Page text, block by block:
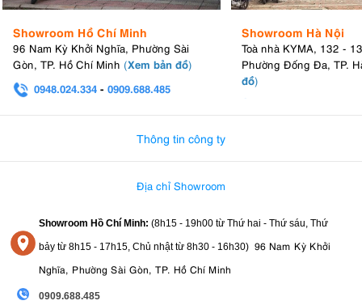
Showroom Hồ Chí Minh
96 Nam Kỳ Khởi Nghĩa, Phường Sài
Gòn, TP. Hồ Chí Minh (Xem bản đồ)
0948.024.334 - 0909.688.485
Showroom Hà Nội
Toà nhà KYMA, 132 -
Phường Đống Đa, TP.
đồ)
Thông tin công ty
Địa chỉ Showroom
Showroom Hồ Chí Minh: (8h15 - 19h00 từ Thứ hai - Thứ sáu, Thứ
bảy từ 8h15 - 17h15, Chủ nhật từ 8h30 - 16h30) 96 Nam Kỳ Khởi
Nghĩa, Phường Sài Gòn, TP. Hồ Chí Minh
0909.688.485